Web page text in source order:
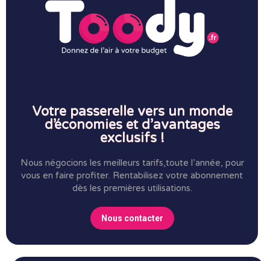
Votre passerelle vers un monde
d’économies et d’avantages
exclusifs !
Nous négocions les meilleurs tarifs,toute l’année, pour
vous en faire profiter. Rentabilisez votre abonnement
dès les premières utilisations.
Nous contacter